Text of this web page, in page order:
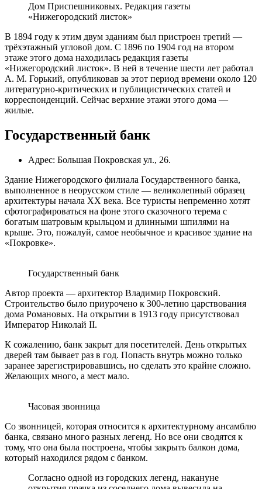
Дом Приспешниковых. Редакция газеты
«Нижегородский листок»
В 1894 году к этим двум зданиям был пристроен третий —
трёхэтажный угловой дом. С 1896 по 1904 год на втором
этаже этого дома находилась редакция газеты
«Нижегородский листок». В ней в течение шести лет работал
А. М. Горький, опубликовав за этот период времени около 120
литературно-критических и публицистических статей и
корреспонденций. Сейчас верхние этажи этого дома —
жилые.
Государственный банк
Адрес: Большая Покровская ул., 26.
Здание Нижегородского филиала Государственного банка,
выполненное в неорусском стиле — великолепный образец
архитектуры начала XX века. Все туристы непременно хотят
сфотографироваться на фоне этого сказочного терема с
богатым шатровым крыльцом и длинными шпилями на
крыше. Это, пожалуй, самое необычное и красивое здание на
«Покровке».
Государственный банк
Автор проекта — архитектор Владимир Покровский.
Строительство было приурочено к 300-летию царствования
дома Романовых. На открытии в 1913 году присутствовал
Император Николай II.
К сожалению, банк закрыт для посетителей. День открытых
дверей там бывает раз в год. Попасть внутрь можно только
заранее зарегистрировавшись, но сделать это крайне сложно.
Желающих много, а мест мало.
Часовая звонница
Со звонницей, которая относится к архитектурному ансамблю
банка, связано много разных легенд. Но все они сводятся к
тому, что она была построена, чтобы закрыть балкон дома,
который находился рядом с банком.
Согласно одной из городских легенд, накануне